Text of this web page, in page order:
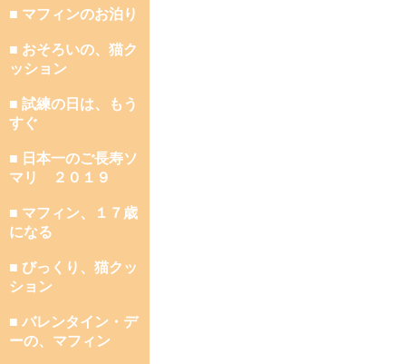
■ マフィンのお泊り
■ おそろいの、猫ク
ッション
■ 試練の日は、もう
すぐ
■ 日本一のご長寿ソ
マリ ２０１９
■ マフィン、１７歳
になる
■ びっくり、猫クッ
ション
■ バレンタイン・デ
ーの、マフィン